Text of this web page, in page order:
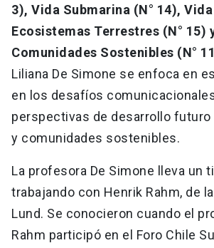
3), Vida Submarina (N° 14),
Ecosistemas Terrestres (N° 15)
Comunidades Sostenibles (N°
Liliana De Simone se enfoca en
en los desafíos
perspectivas de desarrollo futuro
y comunidades sostenibles.
La profesora De Simone lleva un
trabajando con Henrik Rahm, de
Lund. Se conocieron cuando el
Rahm participó en el Foro Chile